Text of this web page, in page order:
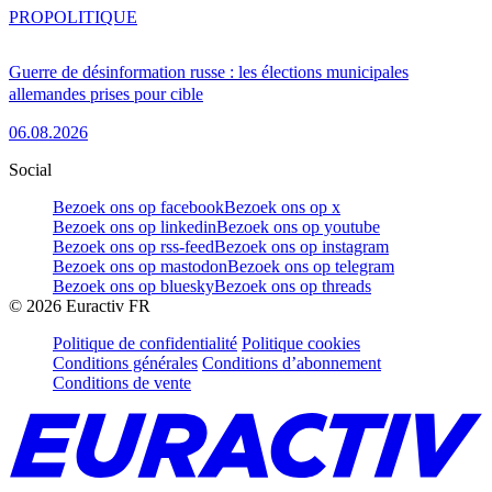
Guerre de désinformation russe : les élections municipales
allemandes prises pour cible
06.08.2026
PROPOLITIQUE
Social
Bezoek ons op facebookBezoek ons op x
Bezoek ons op linkedinBezoek ons op youtube
Bezoek ons op rss-feedBezoek ons op instagram
Bezoek ons op mastodonBezoek ons op telegram
Bezoek ons op blueskyBezoek ons op threads
© 2026 Euractiv FR
Politique de confidentialité Politique cookies
Conditions générales Conditions d’abonnement
Conditions de vente